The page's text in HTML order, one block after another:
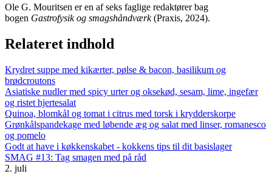
Ole G. Mouritsen er en af seks faglige redaktører bag
bogen Gastrofysik og smagshåndværk(Praxis, 2024).
Relateret indhold
Krydret suppe med kikærter, pølse & bacon, basilikum og
brødcroutons
Asiatiske nudler med spicy urter og oksekød, sesam, lime, ingefær
og ristet hjertesalat
Quinoa, blomkål og tomat i citrus med torsk i krydderskorpe
Grønkålspandekage med løbende æg og salat med linser, romanesco
og pomelo
Godt at have i køkkenskabet - kokkens tips til dit basislager
SMAG #13: Tag smagen med på råd
2. juli